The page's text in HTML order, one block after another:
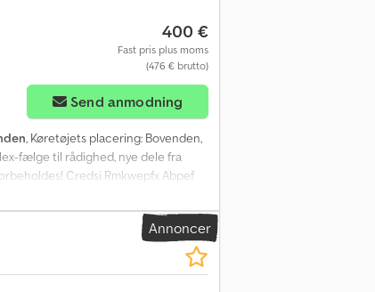
400 €
Fast pris plus moms
(476 € brutto)
Send anmodning
, Køretøjets placering: Bovenden,
fælge til rådighed, nye dele fra
Credsi Rmkwepfx Abpef
Annoncer